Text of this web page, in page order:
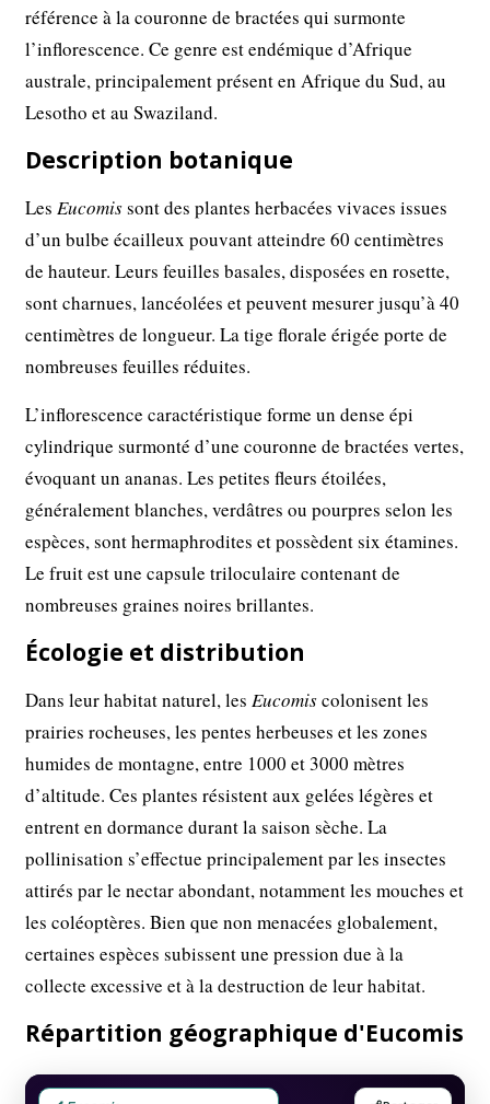
référence à la couronne de bractées qui surmonte
l’inflorescence. Ce genre est endémique d’Afrique
australe, principalement présent en Afrique du Sud, au
Lesotho et au Swaziland.
Description botanique
LesEucomissont des plantes herbacées vivaces issues
d’un bulbe écailleux pouvant atteindre 60 centimètres
de hauteur. Leurs feuilles basales, disposées en rosette,
sont charnues, lancéolées et peuvent mesurer jusqu’à 40
centimètres de longueur. La tige florale érigée porte de
nombreuses feuilles réduites.
L’inflorescence caractéristique forme un dense épi
cylindrique surmonté d’une couronne de bractées vertes,
évoquant un ananas. Les petites fleurs étoilées,
généralement blanches, verdâtres ou pourpres selon les
espèces, sont hermaphrodites et possèdent six étamines.
Le fruit est une capsule triloculaire contenant de
nombreuses graines noires brillantes.
Écologie et distribution
Dans leur habitat naturel, lesEucomiscolonisent les
prairies rocheuses, les pentes herbeuses et les zones
humides de montagne, entre 1000 et 3000 mètres
d’altitude. Ces plantes résistent aux gelées légères et
entrent en dormance durant la saison sèche. La
pollinisation s’effectue principalement par les insectes
attirés par le nectar abondant, notamment les mouches et
les coléoptères. Bien que non menacées globalement,
certaines espèces subissent une pression due à la
collecte excessive et à la destruction de leur habitat.
Répartition géographique d'Eucomis